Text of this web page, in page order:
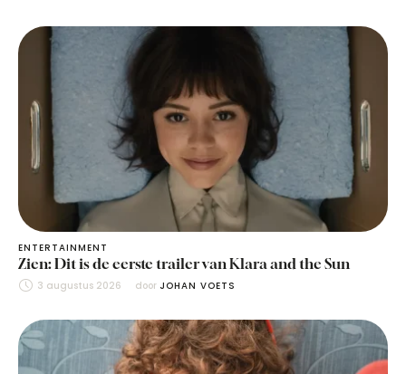
ENTERTAINMENT
Zien: Dit is de eerste trailer van Klara and the Sun
3 augustus 2026 door JOHAN VOETS